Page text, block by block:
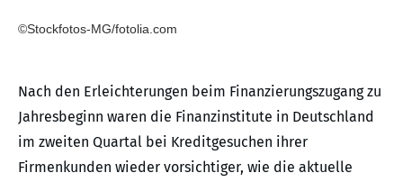
©Stockfotos-MG/fotolia.com
Nach den Erleichterungen beim Finanzierungszugang zu
Jahresbeginn waren die Finanzinstitute in Deutschland
im zweiten Quartal bei Kreditgesuchen ihrer
Firmenkunden wieder vorsichtiger, wie die aktuelle